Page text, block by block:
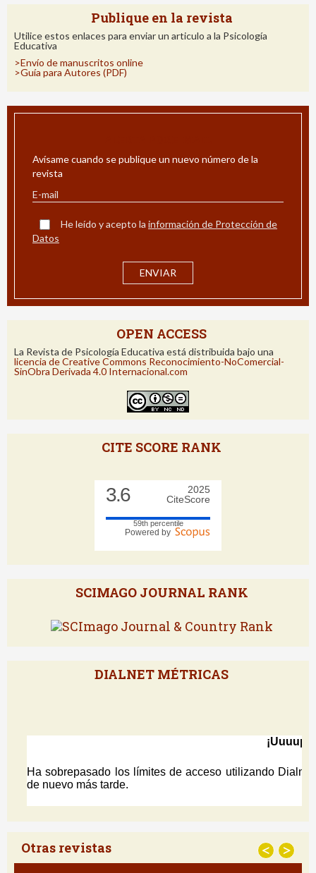
Publique en la revista
Utilice estos enlaces para enviar un articulo a la Psicología
Educativa
>Envío de manuscritos online
>Guía para Autores (PDF)
Avísame cuando se publique un nuevo número de la
revista
He leído y acepto la información de Protección de
Datos
OPEN ACCESS
La Revista de Psicología Educativa está distribuida bajo una
licencia de Creative Commons Reconocimiento-NoComercial-
SinObra Derivada 4.0 Internacional.com
CITE SCORE RANK
3.6
2025
CiteScore
59th percentile
Powered by
SCIMAGO JOURNAL RANK
DIALNET MÉTRICAS
Otras revistas < >